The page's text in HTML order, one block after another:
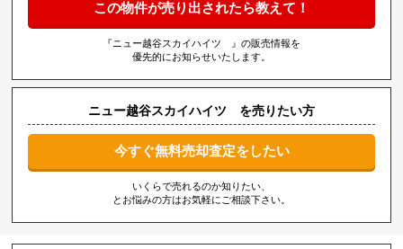
この物件が売り出されたら教えて！
『ニュー越谷スカイハイツ 』の販売情報を
優先的にお知らせいたします。
ニュー越谷スカイハイツ を売りたい方
今すぐ無料売却査定をしたい
いくらで売れるのか知りたい、
とお悩みの方はお気軽にご相談下さい。